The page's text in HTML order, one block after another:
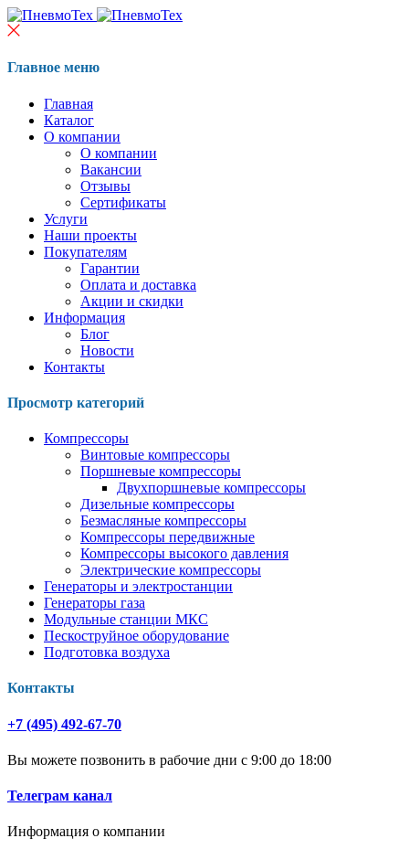
Главное меню
Главная
Каталог
О компании
О компании
Вакансии
Отзывы
Сертификаты
Услуги
Наши проекты
Покупателям
Гарантии
Оплата и доставка
Акции и скидки
Информация
Блог
Новости
Контакты
Просмотр категорий
Компрессоры
Винтовые компрессоры
Поршневые компрессоры
Двухпоршневые компрессоры
Дизельные компрессоры
Безмасляные компрессоры
Компрессоры передвижные
Компрессоры высокого давления
Электрические компрессоры
Генераторы и электростанции
Генераторы газа
Модульные станции МКС
Пескоструйное оборудование
Подготовка воздуха
Контакты
+7 (495) 492-67-70
Вы можете позвонить в рабочие дни с 9:00 до 18:00
Телеграм канал
Информация о компании